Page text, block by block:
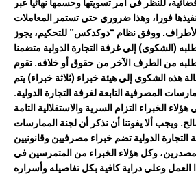
فورا، وهذا ضروريحتىتستمر المعاملات
.ووفقنظام“دوكدكس”للتحكيم،يجوز
(الشكوى)إليغرفةالتجارةالدولية متضمنا
منالطرفالآخر منحقوقأوخلافه.تقوم
هذهالشكوىإليهيئةخبراء (ثلاثةخبراء)يتم
المصرفيةالتابعةلغرفةالتجارةالدولية.
هؤلاءالخبراءالتزامالسريةوالاستقلاليةالتامة
.ويجب ألايفوتناأننذكر أنلجنةالممارسات
التجارةالدوليةتضمخبراء مصرفيينوقانونيين
، وكل هؤلاء الخبراء من المتمرسين في
العمل وعلي دراية كافية بكل تفاصيله وأسراره